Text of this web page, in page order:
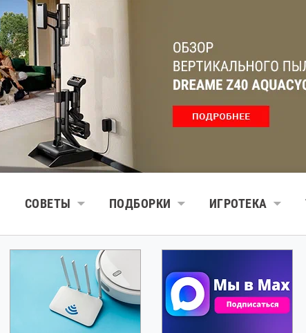
СОВЕТЫ ПОДБОРКИ ИГРОТЕКА